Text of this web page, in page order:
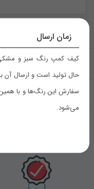
زمان ارسال
کیف کمپ رنگ سبز و مشکی
حال تولید است و ارسال آن
سفارش این رنگ‌ها و با
می‌شود.